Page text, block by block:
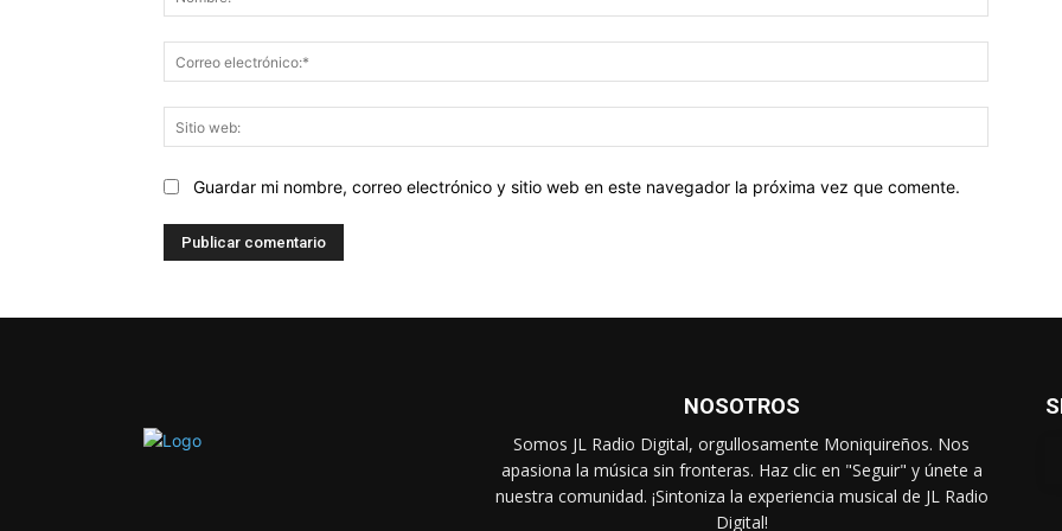
web:
Guardar mi nombre, correo electrónico y sitio web en este navegador la próxima vez que comente.
NOSOTROS
Somos JL Radio Digital, orgullosamente Moniquireños. Nos
apasiona la música sin fronteras. Haz clic en "Seguir" y únete a
nuestra comunidad. ¡Sintoniza la experiencia musical de JL Radio
Digital!